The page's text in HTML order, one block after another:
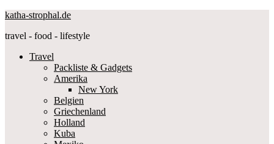
katha-strophal.de
travel - food - lifestyle
Travel
Packliste & Gadgets
Amerika
New York
Belgien
Griechenland
Holland
Kuba